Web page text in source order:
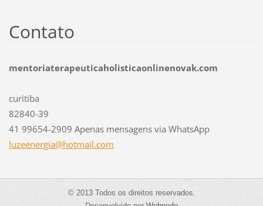
Contato
mentoriaterapeuticaholisticaonlinenovak.com
curitiba
82840-39
41 99654-2909 Apenas mensagens via WhatsApp
luzeenergia@hotmail.com
© 2013 Todos os direitos reservados.